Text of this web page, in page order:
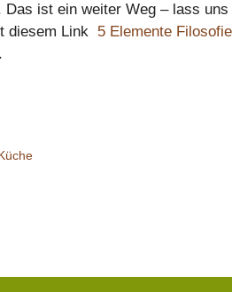
Das ist ein weiter Weg – lass uns
diesem Link 5 Elemente